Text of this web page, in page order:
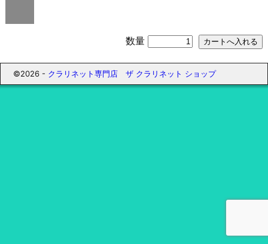
数量
©2026 - クラリネット専門店 ザ クラリネット ショップ